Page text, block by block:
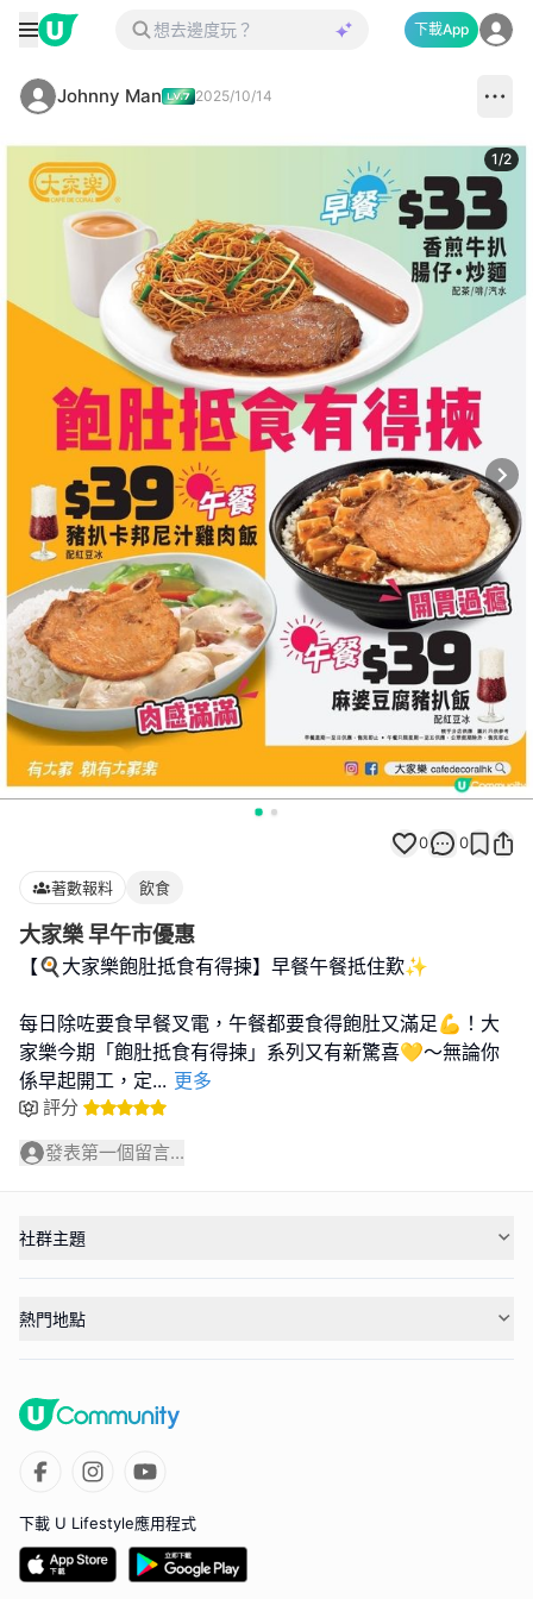
下載App
Johnny Man 2025/10/14
1/2
0 0
著數報料 飲食
大家樂 早午市優惠
【🍳大家樂飽肚抵食有得揀】早餐午餐抵住歎✨
每日除咗要食早餐叉電，午餐都要食得飽肚又滿足💪！大
家樂今期「飽肚抵食有得揀」系列又有新驚喜💛～無論你
係早起開工，定... 更多
評分
發表第一個留言...
社群主題
熱門地點
下載 U Lifestyle應用程式